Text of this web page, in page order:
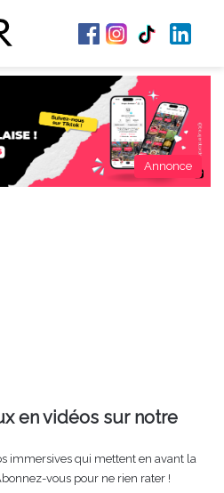
Annonce
en vidéos sur notre
immersives qui mettent en avant la
vous pour ne rien rater !